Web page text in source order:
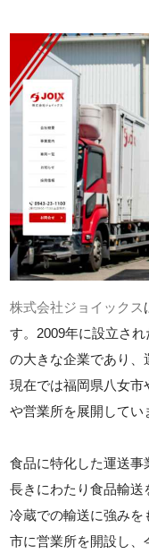
株式会社ジョイックス
す。2009年に設立さ
の大きな企業であり、
現在では福岡県八女
や営業所を展開してい
食品に特化した運送事
長きにわたり食品輸
冷蔵での輸送に強み
市に営業所を開設し、